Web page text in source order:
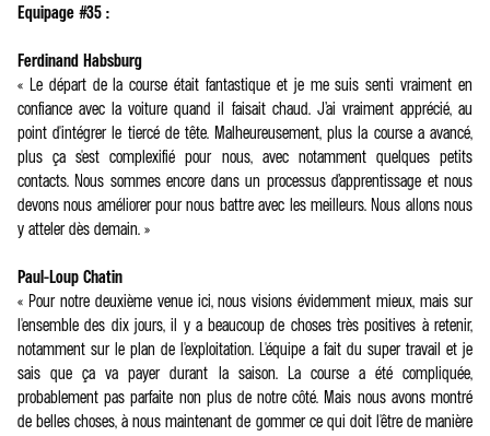
Equipage #35 :
Ferdinand Habsburg
« Le départ de la course était fantastique et je me suis senti vraiment en
confiance avec la voiture quand il faisait chaud. J’ai vraiment apprécié, au
point d'intégrer le tiercé de tête. Malheureusement, plus la course a avancé,
plus ça s'est complexifié pour nous, avec notamment quelques petits
contacts. Nous sommes encore dans un processus d’apprentissage et nous
devons nous améliorer pour nous battre avec les meilleurs. Nous allons nous
y atteler dès demain. »
Paul-Loup Chatin
« Pour notre deuxième venue ici, nous visions évidemment mieux, mais sur
l'ensemble des dix jours, il y a beaucoup de choses très positives à retenir,
notamment sur le plan de l'exploitation. L'équipe a fait du super travail et je
sais que ça va payer durant la saison. La course a été compliquée,
probablement pas parfaite non plus de notre côté. Mais nous avons montré
de belles choses, à nous maintenant de gommer ce qui doit l'être de manière